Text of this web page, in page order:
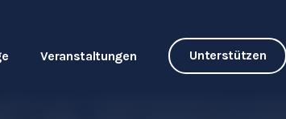
Veranstaltungen Unterstützen